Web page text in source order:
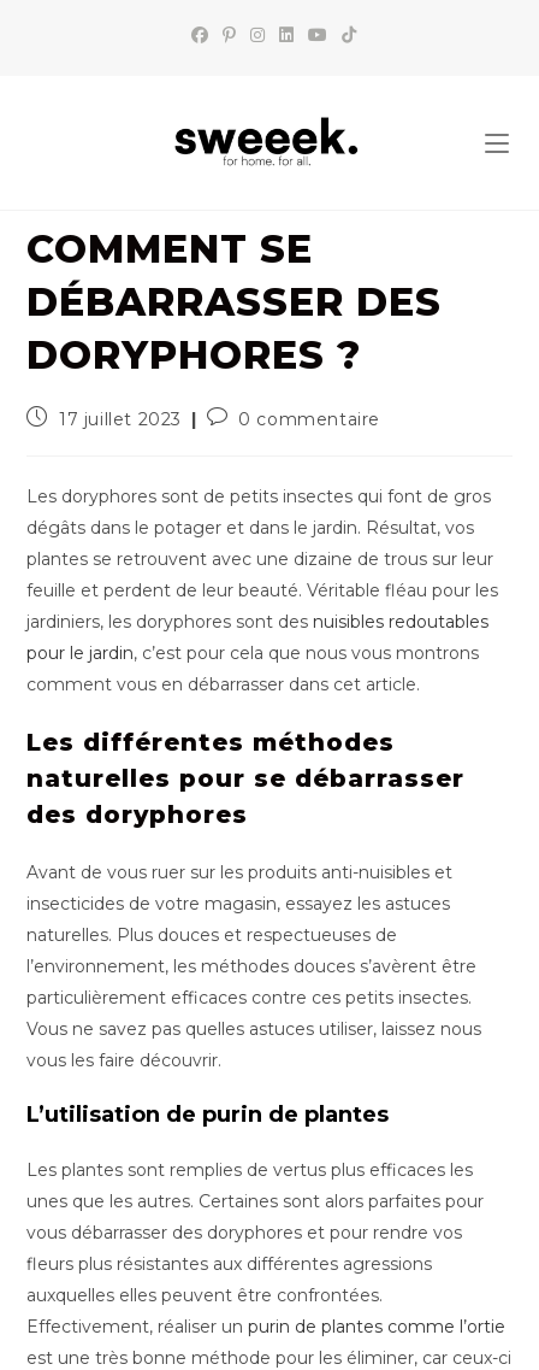
COMMENT SE
DÉBARRASSER DES
DORYPHORES ?
Publication
17 juillet 2023
Commentaires
publication :
0 commentaire
Les doryphores sont de petits insectes qui font de gros
dégâts dans le potager et dans le jardin. Résultat, vos
plantes se retrouvent avec une dizaine de trous sur leur
feuille et perdent de leur beauté. Véritable fléau pour les
jardiniers, les doryphores sont des nuisibles redoutables
pour le jardin, c’est pour cela que nous vous montrons
comment vous en débarrasser dans cet article.
Les différentes méthodes
naturelles pour se débarrasser
des doryphores
Avant de vous ruer sur les produits anti-nuisibles et
insecticides de votre magasin, essayez les astuces
naturelles. Plus douces et respectueuses de
l’environnement, les méthodes douces s’avèrent être
particulièrement efficaces contre ces petits insectes.
Vous ne savez pas quelles astuces utiliser, laissez nous
vous les faire découvrir.
L’utilisation de purin de plantes
Les plantes sont remplies de vertus plus efficaces les
unes que les autres. Certaines sont alors parfaites pour
vous débarrasser des doryphores et pour rendre vos
fleurs plus résistantes aux différentes agressions
auxquelles elles peuvent être confrontées.
Effectivement, réaliser unpurin de plantes comme l’ortie
est une très bonne méthode pour les éliminer, car ceux-ci